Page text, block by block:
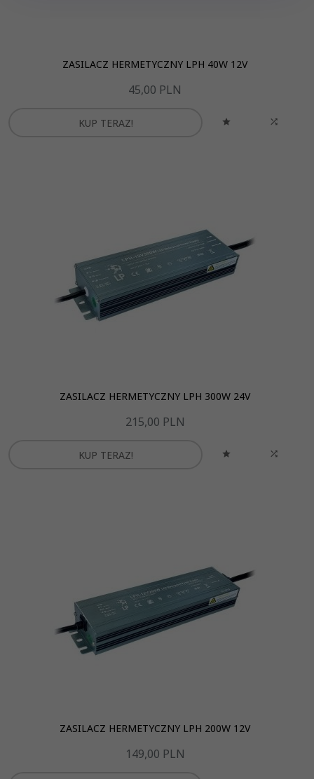
ZASILACZ HERMETYCZNY LPH 40W 12V
45,00 PLN
KUP TERAZ!
ZASILACZ HERMETYCZNY LPH 300W 24V
215,00 PLN
KUP TERAZ!
ZASILACZ HERMETYCZNY LPH 200W 12V
149,00 PLN